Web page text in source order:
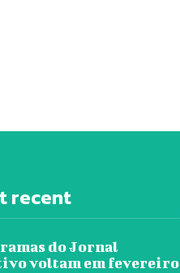
recent
do Jornal
voltam em fevereiro